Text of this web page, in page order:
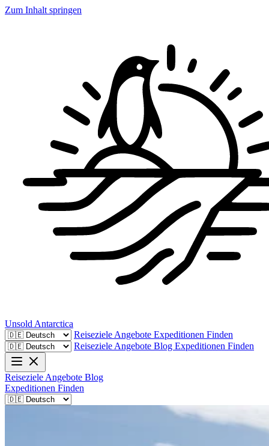
Zum Inhalt springen
Unsold Antarctica
Reiseziele Angebote Expeditionen Finden
Reiseziele Angebote Blog Expeditionen Finden
Reiseziele Angebote Blog
Expeditionen Finden